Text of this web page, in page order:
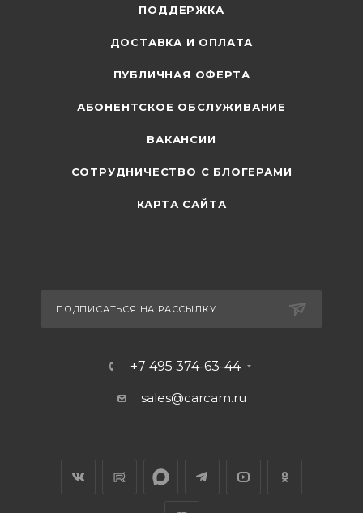
ПОДДЕРЖКА
ДОСТАВКА И ОПЛАТА
ПУБЛИЧНАЯ ОФЕРТА
АБОНЕНТСКОЕ ОБСЛУЖИВАНИЕ
ВАКАНСИИ
СОТРУДНИЧЕСТВО С БЛОГЕРАМИ
КАРТА САЙТА
ПОДПИСАТЬСЯ НА РАССЫЛКУ
+7 495 374-63-44
sales@carcam.ru